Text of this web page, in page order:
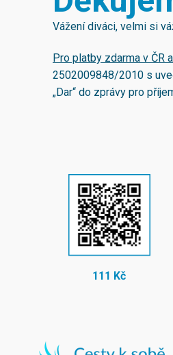
Vážení diváci, velmi si
Pro platby zdarma v ČR
2502009848/2010 s
„Dar“ do zprávy pro
111 Kč